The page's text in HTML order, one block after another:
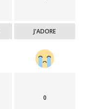
J'ADORE
0